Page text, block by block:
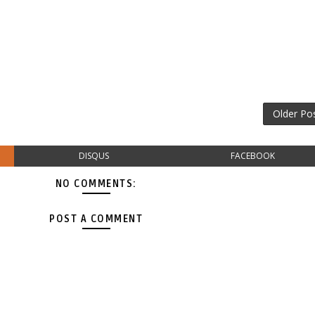
Older
DISQUS FACEBOOK
NO COMMENTS:
POST A COMMENT